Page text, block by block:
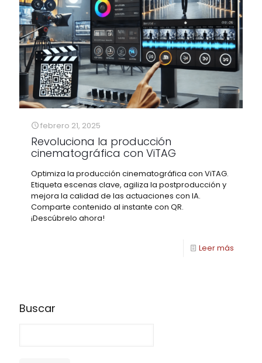
febrero 21, 2025
Revoluciona la producción
cinematográfica con ViTAG
Optimiza la producción cinematográfica con ViTAG.
Etiqueta escenas clave, agiliza la postproducción y
mejora la calidad de las actuaciones con IA.
Comparte contenido al instante con QR.
¡Descúbrelo ahora!
Leer más
Buscar